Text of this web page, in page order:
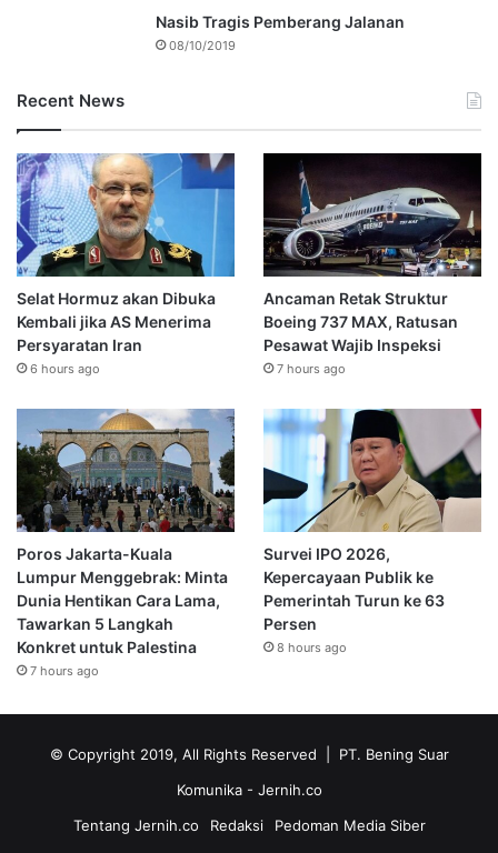
Nasib Tragis Pemberang Jalanan
08/10/2019
Recent News
Selat Hormuz akan Dibuka
Kembali jika AS Menerima
Persyaratan Iran
6 hours ago
Ancaman Retak Struktur
Boeing 737 MAX, Ratusan
Pesawat Wajib Inspeksi
7 hours ago
Poros Jakarta-Kuala
Lumpur Menggebrak: Minta
Dunia Hentikan Cara Lama,
Tawarkan 5 Langkah
Konkret untuk Palestina
7 hours ago
Survei IPO 2026,
Kepercayaan Publik ke
Pemerintah Turun ke 63
Persen
8 hours ago
© Copyright 2019, All Rights Reserved | PT. Bening Suar
Komunika - Jernih.co
Tentang Jernih.co
Redaksi
Pedoman Media Siber